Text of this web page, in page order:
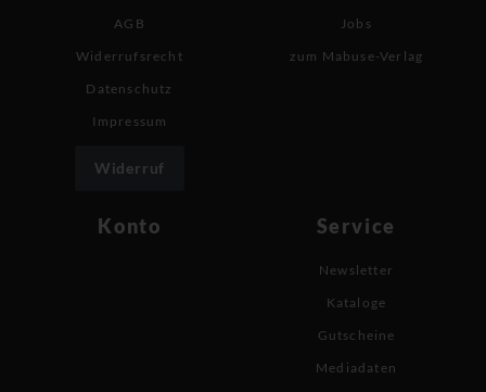
AGB
Widerrufsrecht
Datenschutz
Impressum
Widerruf
Jobs
zum Mabuse-Verlag
Konto Service
Newsletter
Kataloge
Gutscheine
Mediadaten